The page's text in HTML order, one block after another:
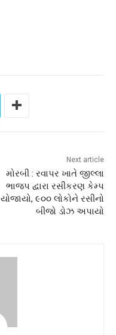
Next article
મોરબી : રવાપર ખાતે જીલ્લા
ભાજપ દ્વારા રસીકરણ કેમ્પ
યોજાયો, ૯૦૦ લોકોને રસીનો
બીજો ડોઝ અપાયો